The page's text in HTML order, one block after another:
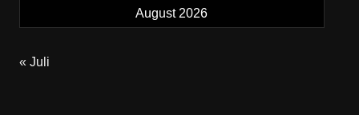
August 2026
« Juli